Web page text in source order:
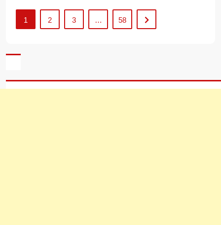
1 2 3 … 58 Sonraki